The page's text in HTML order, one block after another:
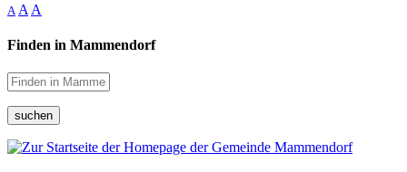
A A A
Finden in Mammendorf
suchen